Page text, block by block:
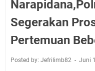
Segerakan
Pertemuan
Posted by: Jefrilimb82 Juni